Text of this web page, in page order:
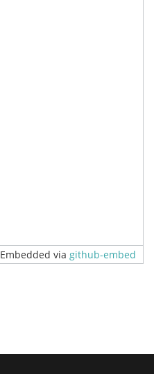
Embedded via github-embed